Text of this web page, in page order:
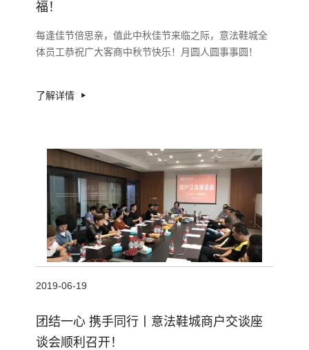
福！
每逢佳节倍思亲，值此中秋佳节来临之际，意法鞋城全
体员工恭祝广大客商中秋节快乐！月圆人圆事事圆！
了解详情
2019-06-19
团结一心 携手同行丨意法鞋城商户交谈座
谈会顺利召开！